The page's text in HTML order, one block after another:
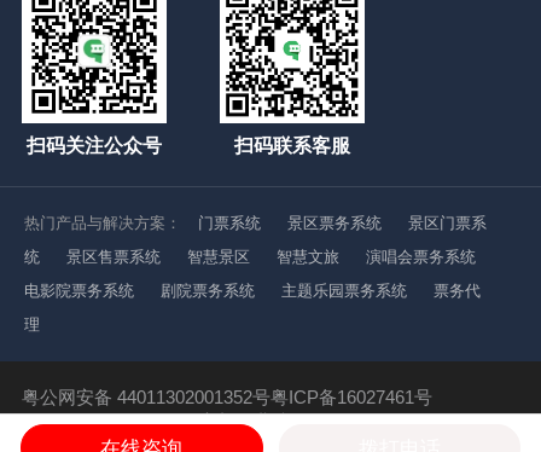
扫码关注公众号 扫码联系客服
热门产品与解决方案： 门票系统 景区票务系统
景区门票系
统
景区售票系统 智慧景区 智慧文旅
演唱会票务系统
电影院票务系统
剧院票务系统 主题乐园票务系统
票务代
理
粤公网安备 44011302001352号粤ICP备16027461号
Copyright ©2016-2021高新企业编号：GR201844002392
广东趣买票科技有限公司 版权所有